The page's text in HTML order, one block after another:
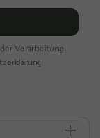
Verarbeitung